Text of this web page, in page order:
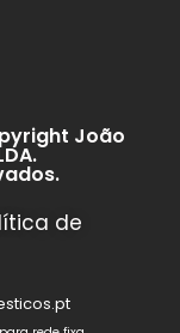
João
de